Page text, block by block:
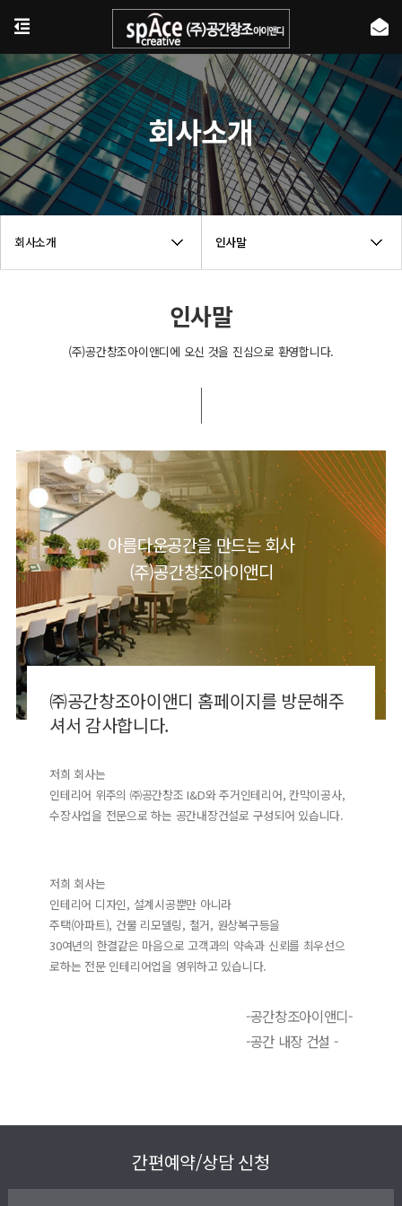
회사소개 인사말
회사소개
인사말
(주)공간창조아이앤디에 오신 것을 진심으로 환영합니다.
아름다운공간을 만드는 회사
(주)공간창조아이앤디
㈜공간창조아이앤디 홈페이지를 방문해주
셔서 감사합니다.
저희 회사는
인테리어 위주의 ㈜공간창조 I&D와 주거인테리어, 칸막이공사,
수장사업을 전문으로 하는 공간내장건설로 구성되어 있습니다.
저희 회사는
인테리어 디자인, 설계시공뿐만 아니라
주택(아파트), 건물 리모델링, 철거, 원상복구등을
30여년의 한결같은 마음으로 고객과의 약속과 신뢰를 최우선으
로하는 전문 인테리어업을 영위하고 있습니다.
-공간창조아이앤디-
-공간 내장 건설 -
간편예약/상담 신청